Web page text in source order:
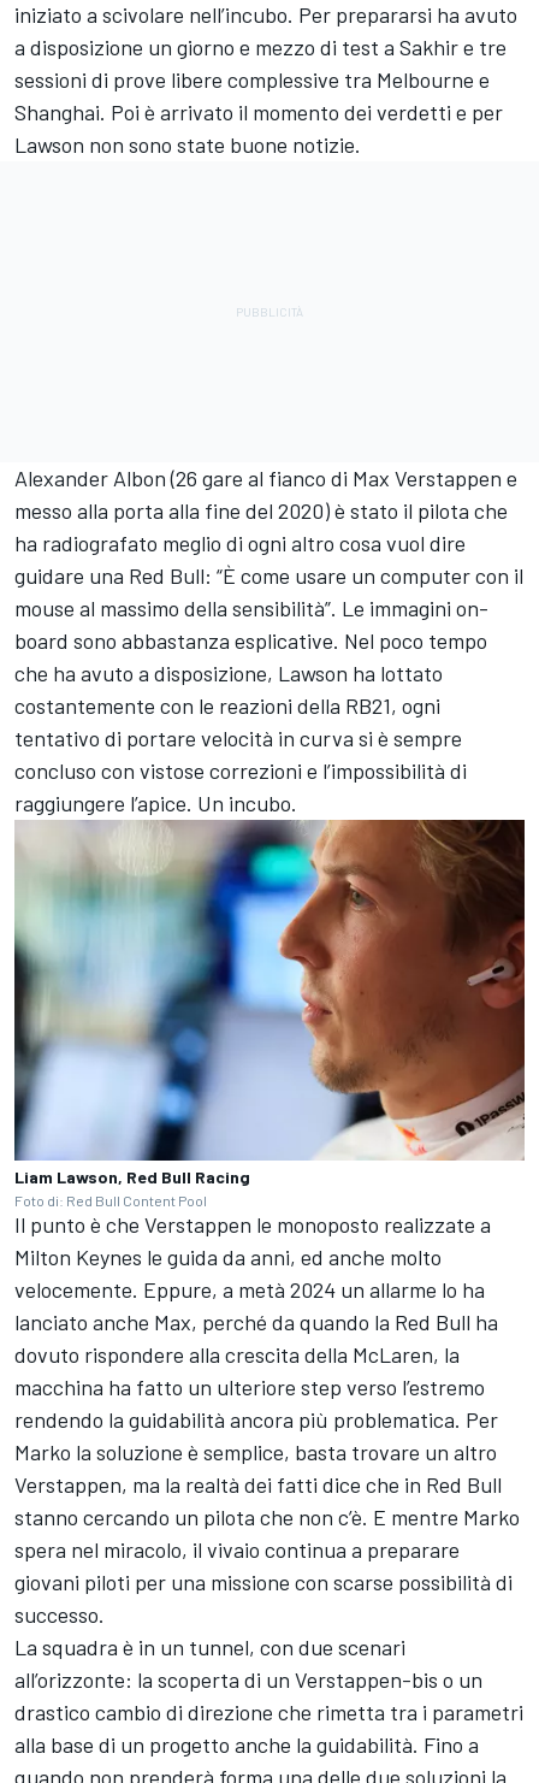
iniziato a scivolare nell’incubo. Per prepararsi ha avuto
a disposizione un giorno e mezzo di test a Sakhir e tre
sessioni di prove libere complessive tra Melbourne e
Shanghai. Poi è arrivato il momento dei verdetti e per
Lawson non sono state buone notizie.
Alexander Albon (26 gare al fianco di Max Verstappen e
messo alla porta alla fine del 2020) è stato il pilota che
ha radiografato meglio di ogni altro cosa vuol dire
guidare una Red Bull: “È come usare un computer con il
mouse al massimo della sensibilità”. Le immagini on-
board sono abbastanza esplicative. Nel poco tempo
che ha avuto a disposizione, Lawson ha lottato
costantemente con le reazioni della RB21, ogni
tentativo di portare velocità in curva si è sempre
concluso con vistose correzioni e l’impossibilità di
raggiungere l’apice. Un incubo.
Liam Lawson, Red Bull Racing
Foto di: Red Bull Content Pool
Il punto è che Verstappen le monoposto realizzate a
Milton Keynes le guida da anni, ed anche molto
velocemente. Eppure, a metà 2024 un allarme lo ha
lanciato anche Max, perché da quando la Red Bull ha
dovuto rispondere alla crescita della McLaren, la
macchina ha fatto un ulteriore step verso l’estremo
rendendo la guidabilità ancora più problematica. Per
Marko la soluzione è semplice, basta trovare un altro
Verstappen, ma la realtà dei fatti dice che in Red Bull
stanno cercando un pilota che non c’è. E mentre Marko
spera nel miracolo, il vivaio continua a preparare
giovani piloti per una missione con scarse possibilità di
successo.
La squadra è in un tunnel, con due scenari
all’orizzonte: la scoperta di un Verstappen-bis o un
drastico cambio di direzione che rimetta tra i parametri
alla base di un progetto anche la guidabilità. Fino a
quando non prenderà forma una delle due soluzioni la